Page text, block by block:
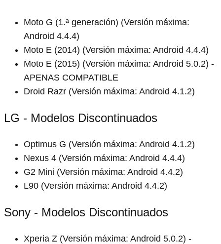
Moto G (1.ª generación) (Versión máxima:
Android 4.4.4)
Moto E (2014) (Versión máxima: Android 4.4.4)
Moto E (2015) (Versión máxima: Android 5.0.2) -
APENAS COMPATIBLE
Droid Razr (Versión máxima: Android 4.1.2)
LG - Modelos Discontinuados
Optimus G (Versión máxima: Android 4.1.2)
Nexus 4 (Versión máxima: Android 4.4.4)
G2 Mini (Versión máxima: Android 4.4.2)
L90 (Versión máxima: Android 4.4.2)
Sony - Modelos Discontinuados
Xperia Z (Versión máxima: Android 5.0.2) -